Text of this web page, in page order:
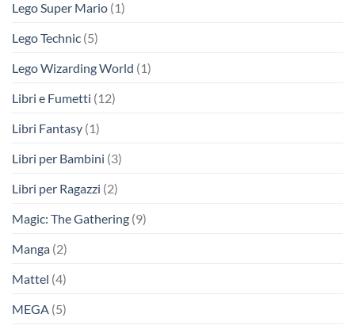
Lego Super Mario (1)
Lego Technic (5)
Lego Wizarding World (1)
Libri e Fumetti (12)
Libri Fantasy (1)
Libri per Bambini (3)
Libri per Ragazzi (2)
Magic: The Gathering (9)
Manga (2)
Mattel (4)
MEGA (5)